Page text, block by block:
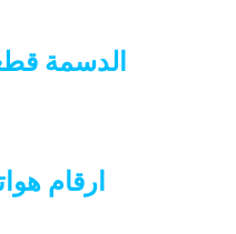
الدسمة قطعة 4
ارقام